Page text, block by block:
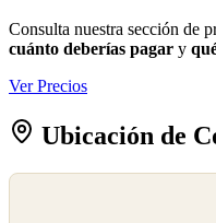
Consulta nuestra sección de
cuánto deberías pagar y
Ver Precios
Ubicación de